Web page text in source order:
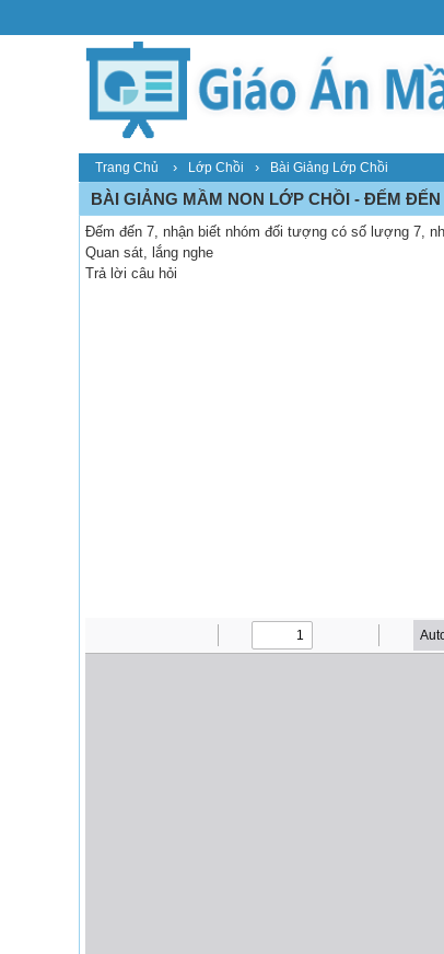
Trang Chủ › Lớp Chồi › Bài Giảng Lớp Chồi
BÀI GIẢNG MẦM NON LỚP CHỒI - ĐẾM
Đếm đến 7, nhận biết nhóm đối tượng có số lượng 7,
Quan sát, lắng nghe
Trả lời câu hỏi